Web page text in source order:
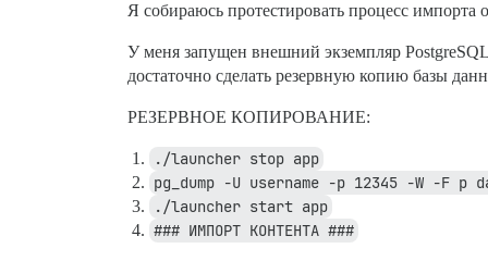
Я собираюсь протестировать процесс импорта
У меня запущен внешний экземпляр
достаточно сделать резервную копию базы
РЕЗЕРВНОЕ КОПИРОВАНИЕ:
./launcher stop app
pg_dump -U username -p 12345 -W -F p
./launcher start app
### ИМПОРТ КОНТЕНТА ###